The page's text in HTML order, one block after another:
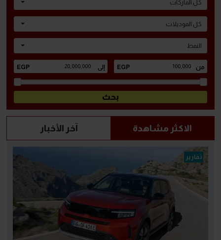
كل الماركات
كل الموديلات
النمط
الاكثر مشاهدة آخر الأخبار
تقارير